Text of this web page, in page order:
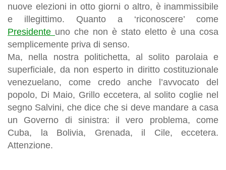
nuove elezioni in otto giorni o altro, è inammissibile
e illegittimo. Quanto a ‘riconoscere’ come
Presidente uno che non è stato eletto è una cosa
semplicemente priva di senso.
Ma, nella nostra politichetta, al solito parolaia e
superficiale, da non esperto in diritto costituzionale
venezuelano, come credo anche l’avvocato del
popolo, Di Maio, Grillo eccetera, al solito coglie nel
segno Salvini, che dice che si deve mandare a casa
un Governo di sinistra: il vero problema, come
Cuba, la Bolivia, Grenada, il Cile, eccetera.
Attenzione.